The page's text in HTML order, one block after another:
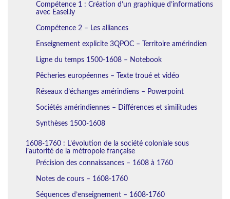
Compétence 1 : Création d’un graphique d’informations
avec Easel.ly
Compétence 2 – Les alliances
Enseignement explicite 3QPOC – Territoire amérindien
Ligne du temps 1500-1608 – Notebook
Pêcheries européennes – Texte troué et vidéo
Réseaux d’échanges amérindiens – Powerpoint
Sociétés amérindiennes – Différences et similitudes
Synthèses 1500-1608
1608-1760 : L’évolution de la société coloniale sous
l’autorité de la métropole française
Précision des connaissances – 1608 à 1760
Notes de cours – 1608-1760
Séquences d’enseignement – 1608-1760